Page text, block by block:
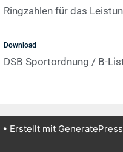
Ringzahlen für das
Download
DSB Sportordnung / B-
• Erstellt mit GeneratePress